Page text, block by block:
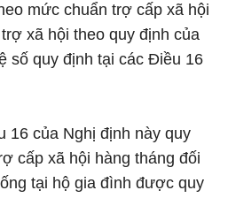
mức chuẩn trợ cấp xã hội
xã hội theo quy định của
số quy định tại các Điều 16
16 của Nghị định này quy
cấp xã hội hàng tháng đối
tại hộ gia đình được quy